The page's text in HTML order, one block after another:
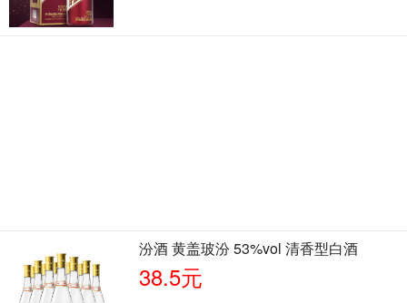
汾酒 黄盖玻汾 53%vol 清香型白酒
38.5元